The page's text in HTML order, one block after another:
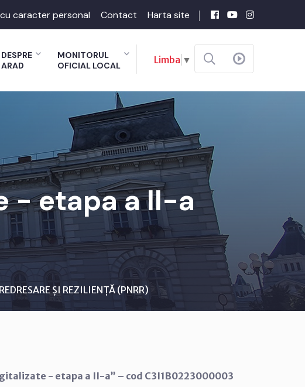
caracter personal Contact Harta site
DESPRE
ARAD
MONITORUL
OFICIAL LOCAL
Limba ▼
- etapa a II-a
ȘI REZILIENȚĂ (PNRR)
- etapa a II-a” – cod C3I1B0223000003